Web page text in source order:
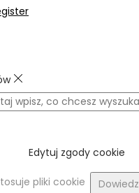
Edytuj zgody cookie
pliki cookie
Dowiedz